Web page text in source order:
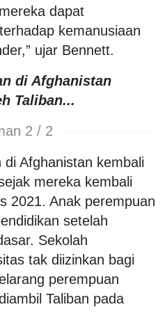
dapat
kemanusiaan
ujar Bennett.
di Afghanistan
Taliban...
2 / 2
Afghanistan kembali
mereka kembali
2021. Anak perempuan
setelah
Sekolah
tak diizinkan bagi
perempuan
Taliban pada